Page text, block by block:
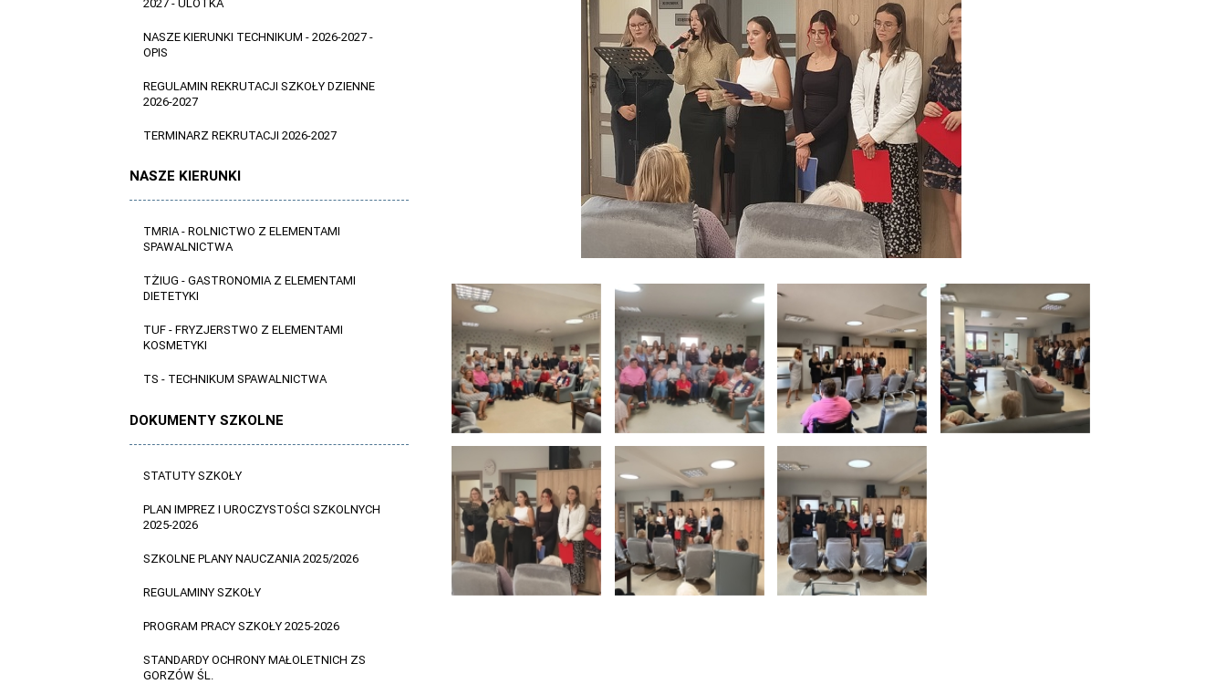
2027 - ULOTKA
NASZE KIERUNKI TECHNIKUM - 2026-2027 -
OPIS
REGULAMIN REKRUTACJI SZKOŁY DZIENNE
2026-2027
TERMINARZ REKRUTACJI 2026-2027
NASZE KIERUNKI
TMRIA - ROLNICTWO Z ELEMENTAMI
SPAWALNICTWA
TŻIUG - GASTRONOMIA Z ELEMENTAMI
DIETETYKI
TUF - FRYZJERSTWO Z ELEMENTAMI
KOSMETYKI
TS - TECHNIKUM SPAWALNICTWA
DOKUMENTY SZKOLNE
STATUTY SZKOŁY
PLAN IMPREZ I UROCZYSTOŚCI SZKOLNYCH
2025-2026
SZKOLNE PLANY NAUCZANIA 2025/2026
REGULAMINY SZKOŁY
PROGRAM PRACY SZKOŁY 2025-2026
STANDARDY OCHRONY MAŁOLETNICH ZS
GORZÓW ŚL.